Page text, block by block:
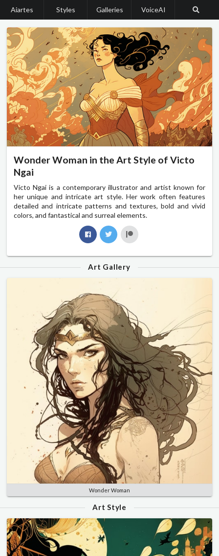
Aiartes Styles Galleries VoiceAI
Wonder Woman in the Art Style of Victo
Ngai
Victo Ngai is a contemporary illustrator and artist known for
her unique and intricate art style. Her work often features
detailed and intricate patterns and textures, bold and vivid
colors, and fantastical and surreal elements.
Art Gallery
Wonder Woman
Art Style